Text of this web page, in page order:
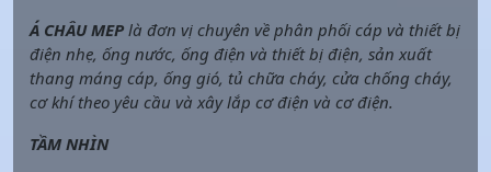
Á CHÂU MEP là đơn vị chuyên về phân phối cáp và thiết bị
điện nhẹ, ống nước, ống điện và thiết bị điện, sản xuất
thang máng cáp, ống gió, tủ chữa cháy, cửa chống cháy,
cơ khí theo yêu cầu và xây lắp cơ điện và cơ điện.
TẦM NHÌN